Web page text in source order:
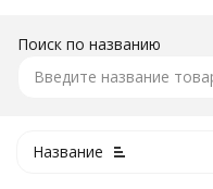
Поиск по названию
Название